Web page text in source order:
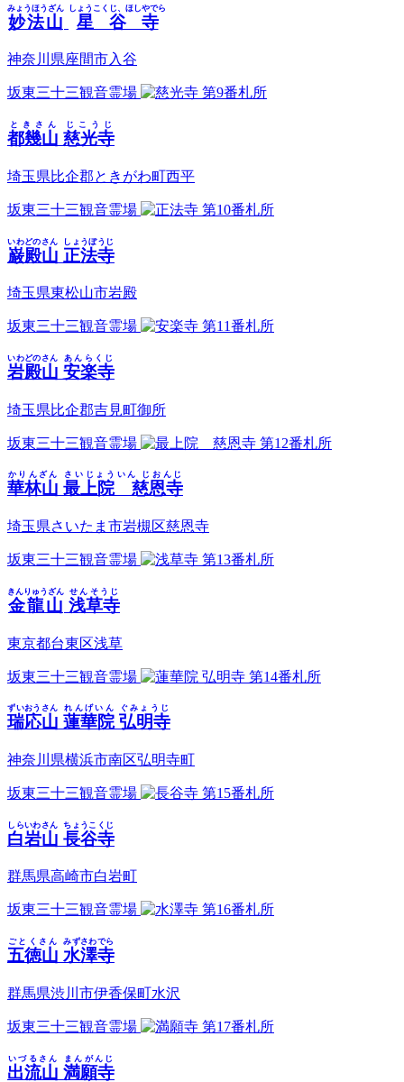
妙法山
みょうほうざん
星谷寺
しょうこくじ、ほしやでら
神奈川県座間市入谷
坂東三十三観音霊場 第9番札所
都幾山
ときさん
慈光寺
じこうじ
埼玉県比企郡ときがわ町西平
坂東三十三観音霊場 第10番札所
巌殿山
いわどのさん
正法寺
しょうぼうじ
埼玉県東松山市岩殿
坂東三十三観音霊場 第11番札所
岩殿山
いわどのさん
安楽寺
あんらくじ
埼玉県比企郡吉見町御所
坂東三十三観音霊場 第12番札所
華林山
かりんざん
最上院 慈恩寺
さいじょういん じおんじ
埼玉県さいたま市岩槻区慈恩寺
坂東三十三観音霊場 第13番札所
金龍山
きんりゅうざん
浅草寺
せんそうじ
東京都台東区浅草
坂東三十三観音霊場 第14番札所
瑞応山
ずいおうさん
蓮華院 弘明寺
れんげいん ぐみょうじ
神奈川県横浜市南区弘明寺町
坂東三十三観音霊場 第15番札所
白岩山
しらいわさん
長谷寺
ちょうこくじ
群馬県高崎市白岩町
坂東三十三観音霊場 第16番札所
五徳山
ごとくさん
水澤寺
みずさわでら
群馬県渋川市伊香保町水沢
坂東三十三観音霊場 第17番札所
出流山
いづるさん
満願寺
まんがんじ